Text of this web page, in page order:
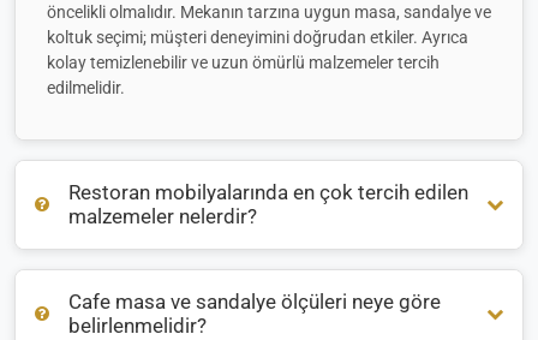
öncelikli olmalıdır. Mekanın tarzına uygun masa, sandalye ve
koltuk seçimi; müşteri deneyimini doğrudan etkiler. Ayrıca
kolay temizlenebilir ve uzun ömürlü malzemeler tercih
edilmelidir.
Restoran mobilyalarında en çok tercih edilen
malzemeler nelerdir?
Restoran mobilyalarında genellikleahşap ,metalverattan
malzemeler öne çıkar. İç mekanlarda sıcak bir atmosfer için
Cafe masa ve sandalye ölçüleri neye göre
belirlenmelidir?